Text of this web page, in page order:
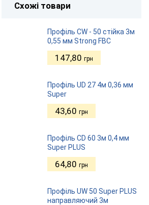
Схожі товари
Профіль CW - 50 стійка 3м
0,55 мм Strong FBC
147,80 грн
Профіль UD 27 4м 0,36 мм
Super
43,60 грн
Профіль CD 60 3м 0,4 мм
Super PLUS
64,80 грн
Профіль UW 50 Super PLUS
направляючий 3м